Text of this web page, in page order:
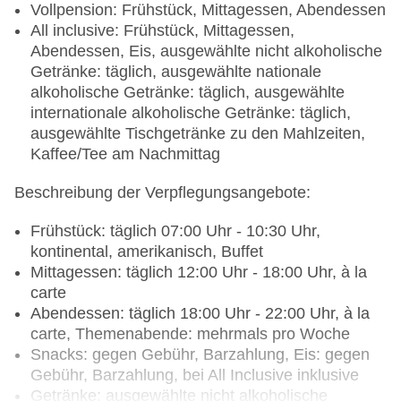
Vollpension: Frühstück, Mittagessen, Abendessen
All inclusive: Frühstück, Mittagessen,
Abendessen, Eis, ausgewählte nicht alkoholische
Getränke: täglich, ausgewählte nationale
alkoholische Getränke: täglich, ausgewählte
internationale alkoholische Getränke: täglich,
ausgewählte Tischgetränke zu den Mahlzeiten,
Kaffee/Tee am Nachmittag
Beschreibung der Verpflegungsangebote:
Frühstück: täglich 07:00 Uhr - 10:30 Uhr,
kontinental, amerikanisch, Buffet
Mittagessen: täglich 12:00 Uhr - 18:00 Uhr, à la
carte
Abendessen: täglich 18:00 Uhr - 22:00 Uhr, à la
carte, Themenabende: mehrmals pro Woche
Snacks: gegen Gebühr, Barzahlung, Eis: gegen
Gebühr, Barzahlung, bei All Inclusive inklusive
Getränke: ausgewählte nicht alkoholische